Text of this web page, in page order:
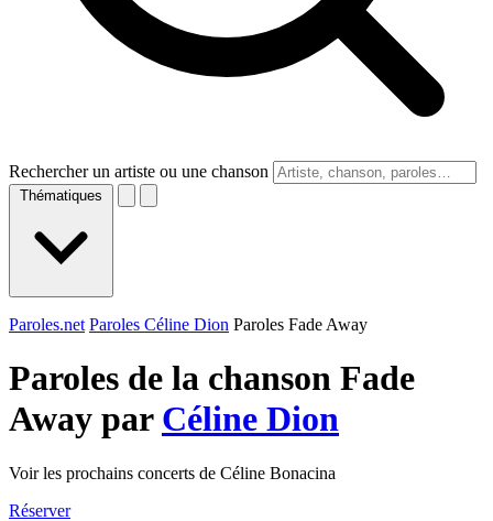
Rechercher un artiste ou une chanson
Thématiques
Paroles.net Paroles Céline Dion Paroles Fade Away
Paroles de la chanson Fade
Away par Céline Dion
Voir les prochains concerts de Céline Bonacina
Réserver